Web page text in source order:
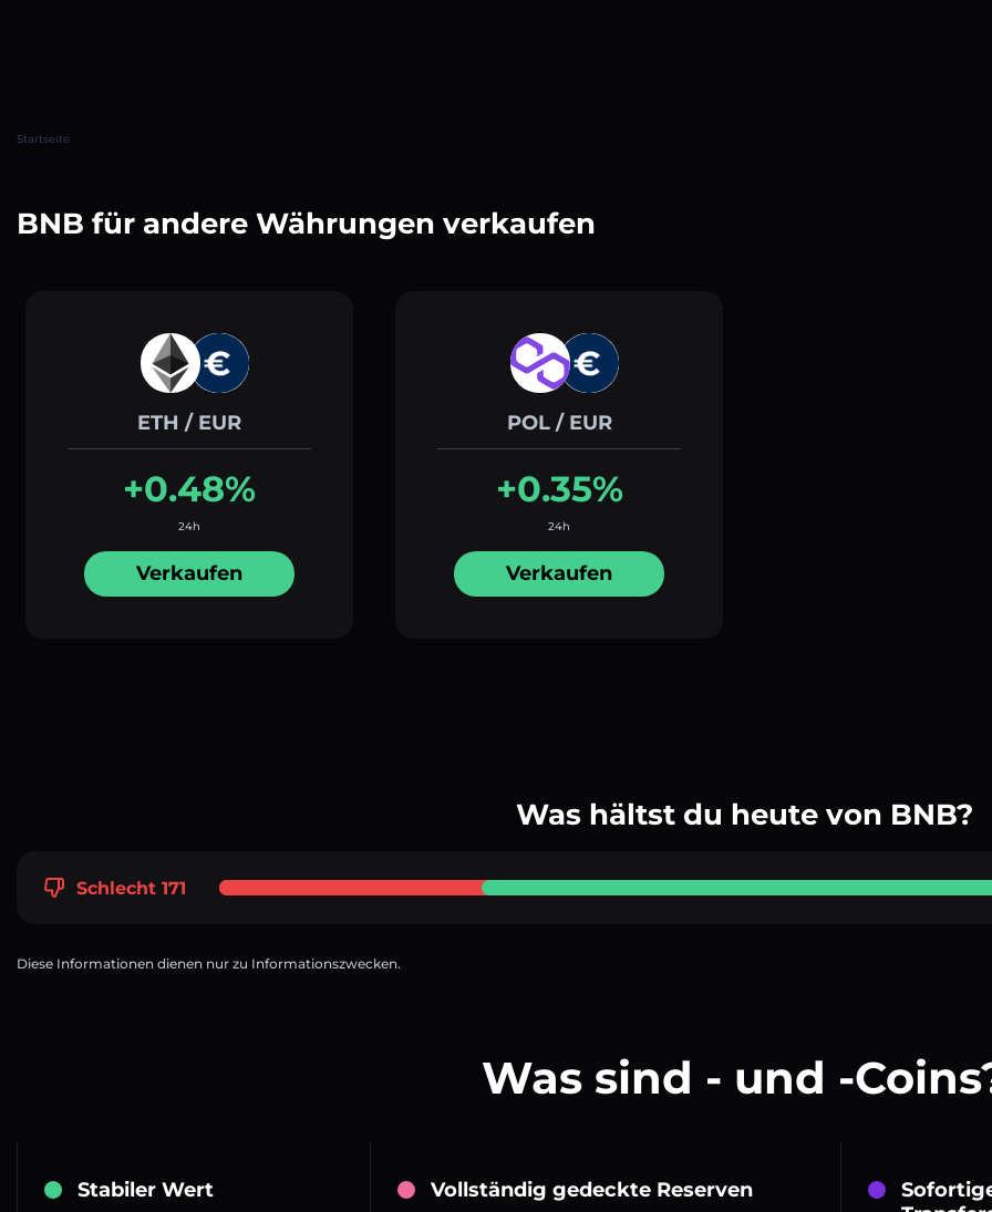
Startseite
BNB für andere Währungen verkaufen
ETH / EUR
+0.48%
24h
Verkaufen
POL / EUR
+0.35%
24h
Verkaufen
Was hältst du heute von BNB?
Schlecht 171
Diese Informationen dienen nur zu Informationszwecken.
Was sind - und -
Stabiler Wert Vollständig gedeckte Reserven